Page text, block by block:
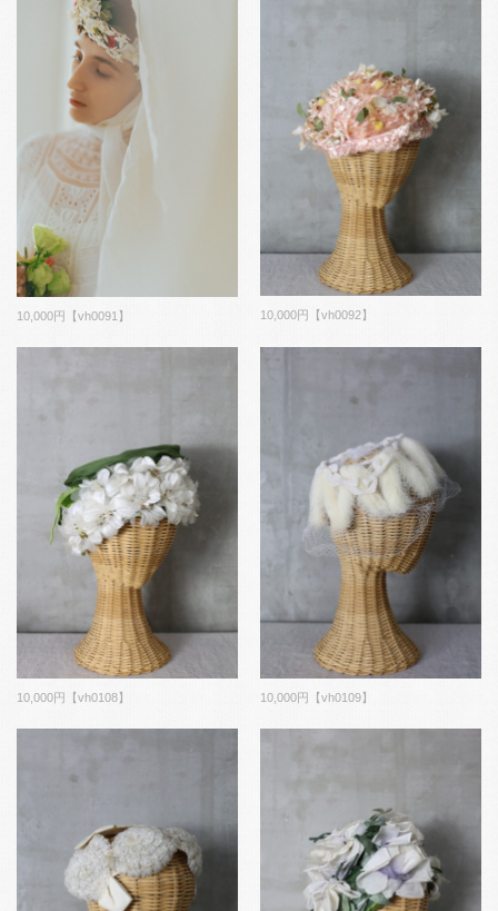
10,000円【vh0091】 10,000円【vh0092】
10,000円【vh0108】 10,000円【vh0109】